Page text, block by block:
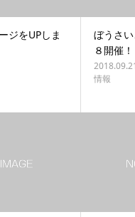
ジをUPしま
ぼうさ
８開催
情報